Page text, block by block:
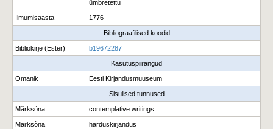
ümbretettu
Ilmumisaasta 1776
Bibliograafilised koodid
Bibliokirje (Ester) b19672287
Kasutuspiirangud
Omanik Eesti Kirjandusmuuseum
Sisulised tunnused
Märksõna contemplative writings
Märksõna harduskirjandus